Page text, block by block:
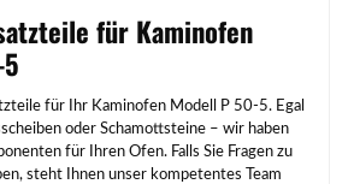
für Kaminofen
für Ihr Kaminofen Modell P 50-5. Egal
oder Schamottsteine – wir haben
für Ihren Ofen. Falls Sie Fragen zu
steht Ihnen unser kompetentes Team